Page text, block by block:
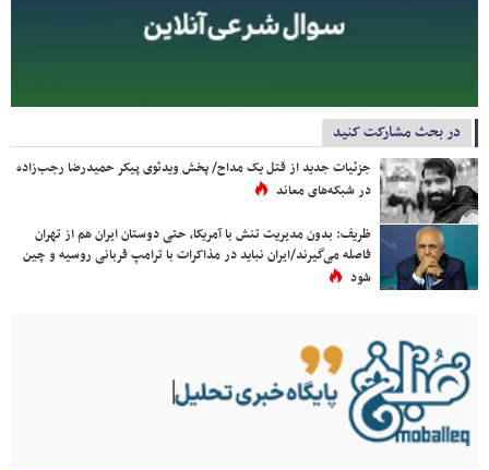
در بحث مشارکت کنید
جزئیات جدید از قتل یک مداح/ پخش ویدئوی پیکر حمیدرضا رجب‌زاده
در شبکه‌های معاند
ظریف: بدون مدیریت تنش با آمریکا، حتی دوستان ایران هم از تهران
فاصله می‌گیرند/ایران نباید در مذاکرات با ترامپ قربانی روسیه و چین
شود